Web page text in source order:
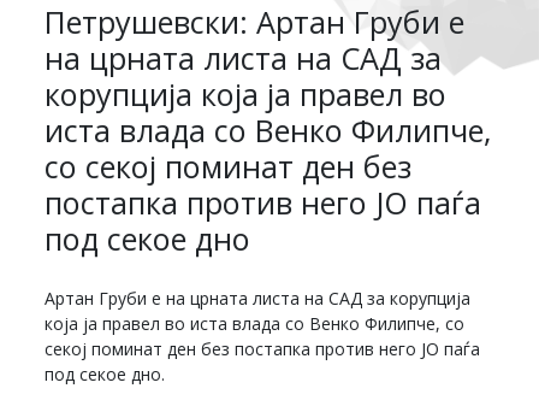
Петрушевски: Артан Груби е
на црната листа на САД за
корупција која ја правел во
иста влада со Венко Филипче,
со секој поминат ден без
постапка против него ЈО паѓа
под секое дно
Артан Груби е на црната листа на САД за корупција
која ја правел во иста влада со Венко Филипче, со
секој поминат ден без постапка против него ЈО паѓа
под секое дно.